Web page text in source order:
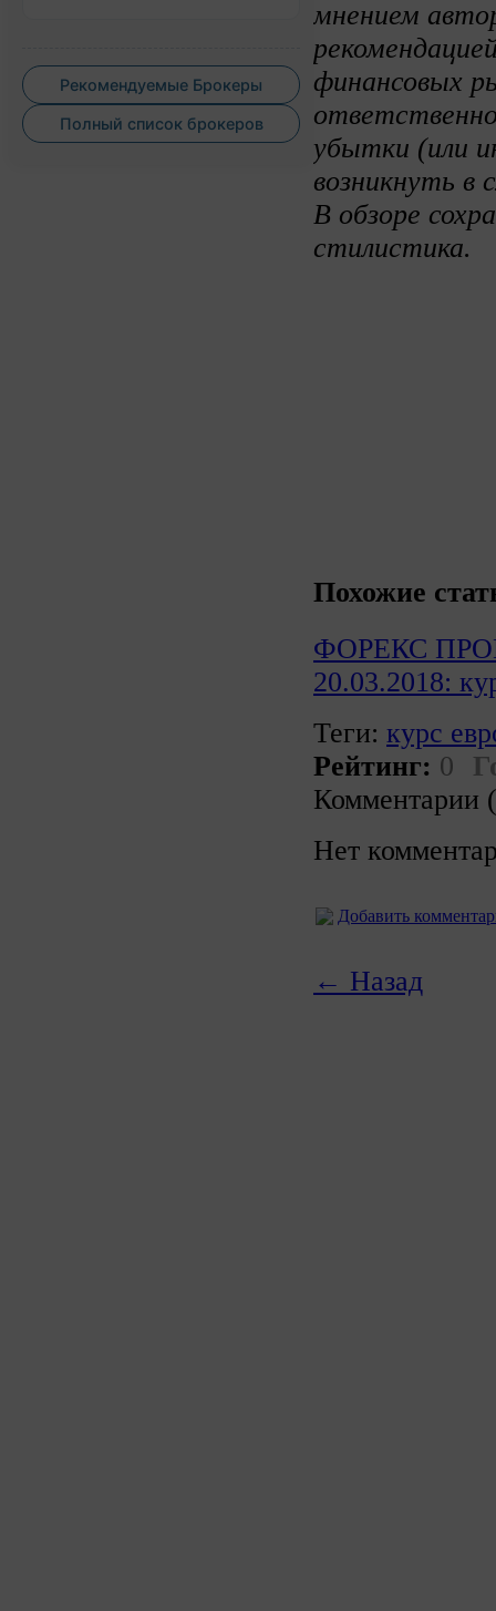
Рекомендуемые Брокеры
Полный список брокеров
мнением
финансовых
убытки (или
возникнуть в
В обзоре
стилистика.
Похожие
ФОРЕКС
20.03.2018:
Теги: курс
Рейтинг: 0
Комментарии
Нет
Добавить
← Назад